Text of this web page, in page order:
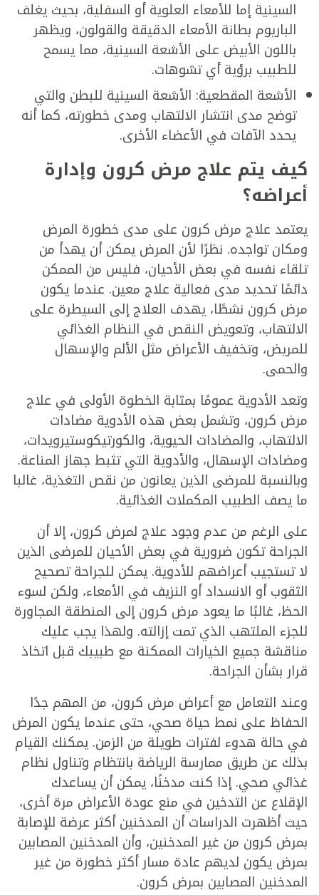
السينية إما للأمعاء العلوية أو السفلية، بحيث يغلف
الباريوم بطانة الأمعاء الدقيقة والقولون، ويظهر
باللون الأبيض على الأشعة السينية، مما يسمح
للطبيب برؤية أي تشوهات.
الأشعة المقطعية: الأشعة السينية للبطن والتي
توضح مدى انتشار الالتهاب ومدى خطورته، كما أنه
يحدد الآفات في الأعضاء الأخرى.
كيف يتم علاج مرض كرون وإدارة
أعراضه؟
يعتمد علاج مرض كرون على مدى خطورة المرض
ومكان تواجده. نظرًا لأن المرض يمكن أن يهدأ من
تلقاء نفسه في بعض الأحيان، فليس من الممكن
دائمًا تحديد مدى فعالية علاج معين. عندما يكون
مرض كرون نشطًا، يهدف العلاج إلى السيطرة على
الالتهاب، وتعويض النقص في النظام الغذائي
للمريض، وتخفيف الأعراض مثل الألم والإسهال
والحمى.
وتعد الأدوية عمومًا بمثابة الخطوة الأولى في علاج
مرض كرون، وتشمل بعض هذه الأدوية مضادات
الالتهاب، والمضادات الحيوية، والكورتيكوستيرويدات،
ومضادات الإسهال، والأدوية التي تثبط جهاز المناعة.
وبالنسبة للمرضى الذين يعانون من نقص التغذية، غالبا
ما يصف الطبيب المكملات الغذائية.
على الرغم من عدم وجود علاج لمرض كرون، إلا أن
الجراحة تكون ضرورية في بعض الأحيان للمرضى الذين
لا تستجيب أعراضهم للأدوية. يمكن للجراحة تصحيح
الثقوب أو الانسداد أو النزيف في الأمعاء، ولكن لسوء
الحظ، غالبًا ما يعود مرض كرون إلى المنطقة المجاورة
للجزء الملتهب الذي تمت إزالته. ولهذا يجب عليك
مناقشة جميع الخيارات الممكنة مع طبيبك قبل اتخاذ
قرار بشأن الجراحة.
وعند التعامل مع أعراض مرض كرون، من المهم جدًا
الحفاظ على نمط حياة صحي، حتى عندما يكون المرض
في حالة هدوء لفترات طويلة من الزمن. يمكنك القيام
بذلك عن طريق ممارسة الرياضة بانتظام وتناول نظام
غذائي صحي. إذا كنت مدخنًا، يمكن أن يساعدك
الإقلاع عن التدخين في منع عودة الأعراض مرة أخرى،
حيث أظهرت الدراسات أن المدخنين أكثر عرضة للإصابة
بمرض كرون من غير المدخنين، وأن المدخنين المصابين
بمرض يكون لديهم عادة مسار أكثر خطورة من غير
المدخنين المصابين بمرض كرون.